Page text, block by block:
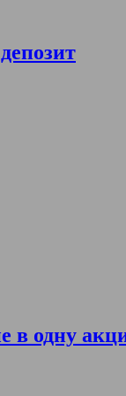
в одну